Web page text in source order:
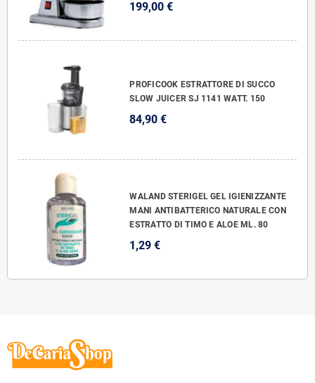
199,00 €
PROFICOOK ESTRATTORE DI SUCCO
SLOW JUICER SJ 1141 WATT. 150
84,90 €
WALAND STERIGEL GEL IGIENIZZANTE
MANI ANTIBATTERICO NATURALE CON
ESTRATTO DI TIMO E ALOE ML. 80
1,29 €